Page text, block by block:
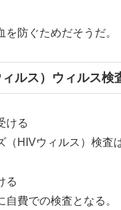
防ぐためだそうだ。
ルス）ウィルス検
ける
HIVウィルス）検査
る
費での検査となる。